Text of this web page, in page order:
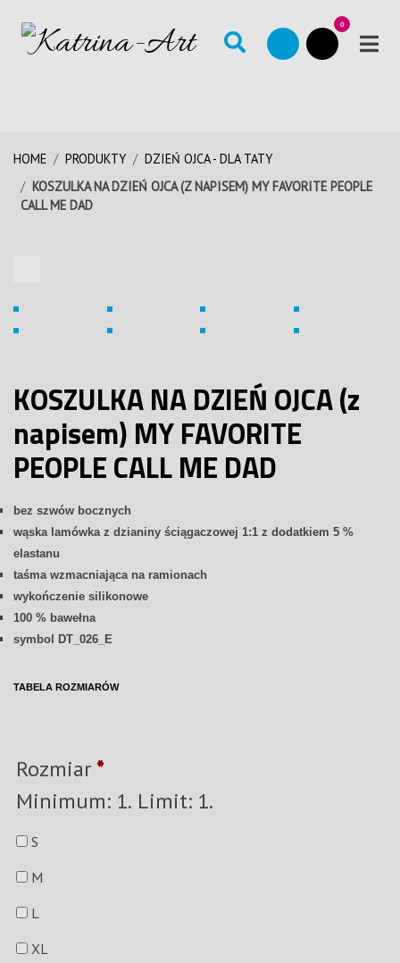
0
HOME PRODUKTY
DZIEŃ OJCA - DLA TATY
KOSZULKA NA DZIEŃ OJCA (Z NAPISEM) MY FAVORITE PEOPLE
CALL ME DAD
KOSZULKA NA DZIEŃ OJCA (z
napisem) MY FAVORITE
PEOPLE CALL ME DAD
bez szwów bocznych
wąska lamówka z dzianiny ściągaczowej 1:1 z dodatkiem 5 %
elastanu
taśma wzmacniająca na ramionach
wykończenie silikonowe
100 % bawełna
symbol DT_026_E
TABELA ROZMIARÓW
Rozmiar *
Minimum: 1. Limit: 1.
S
M
L
XL